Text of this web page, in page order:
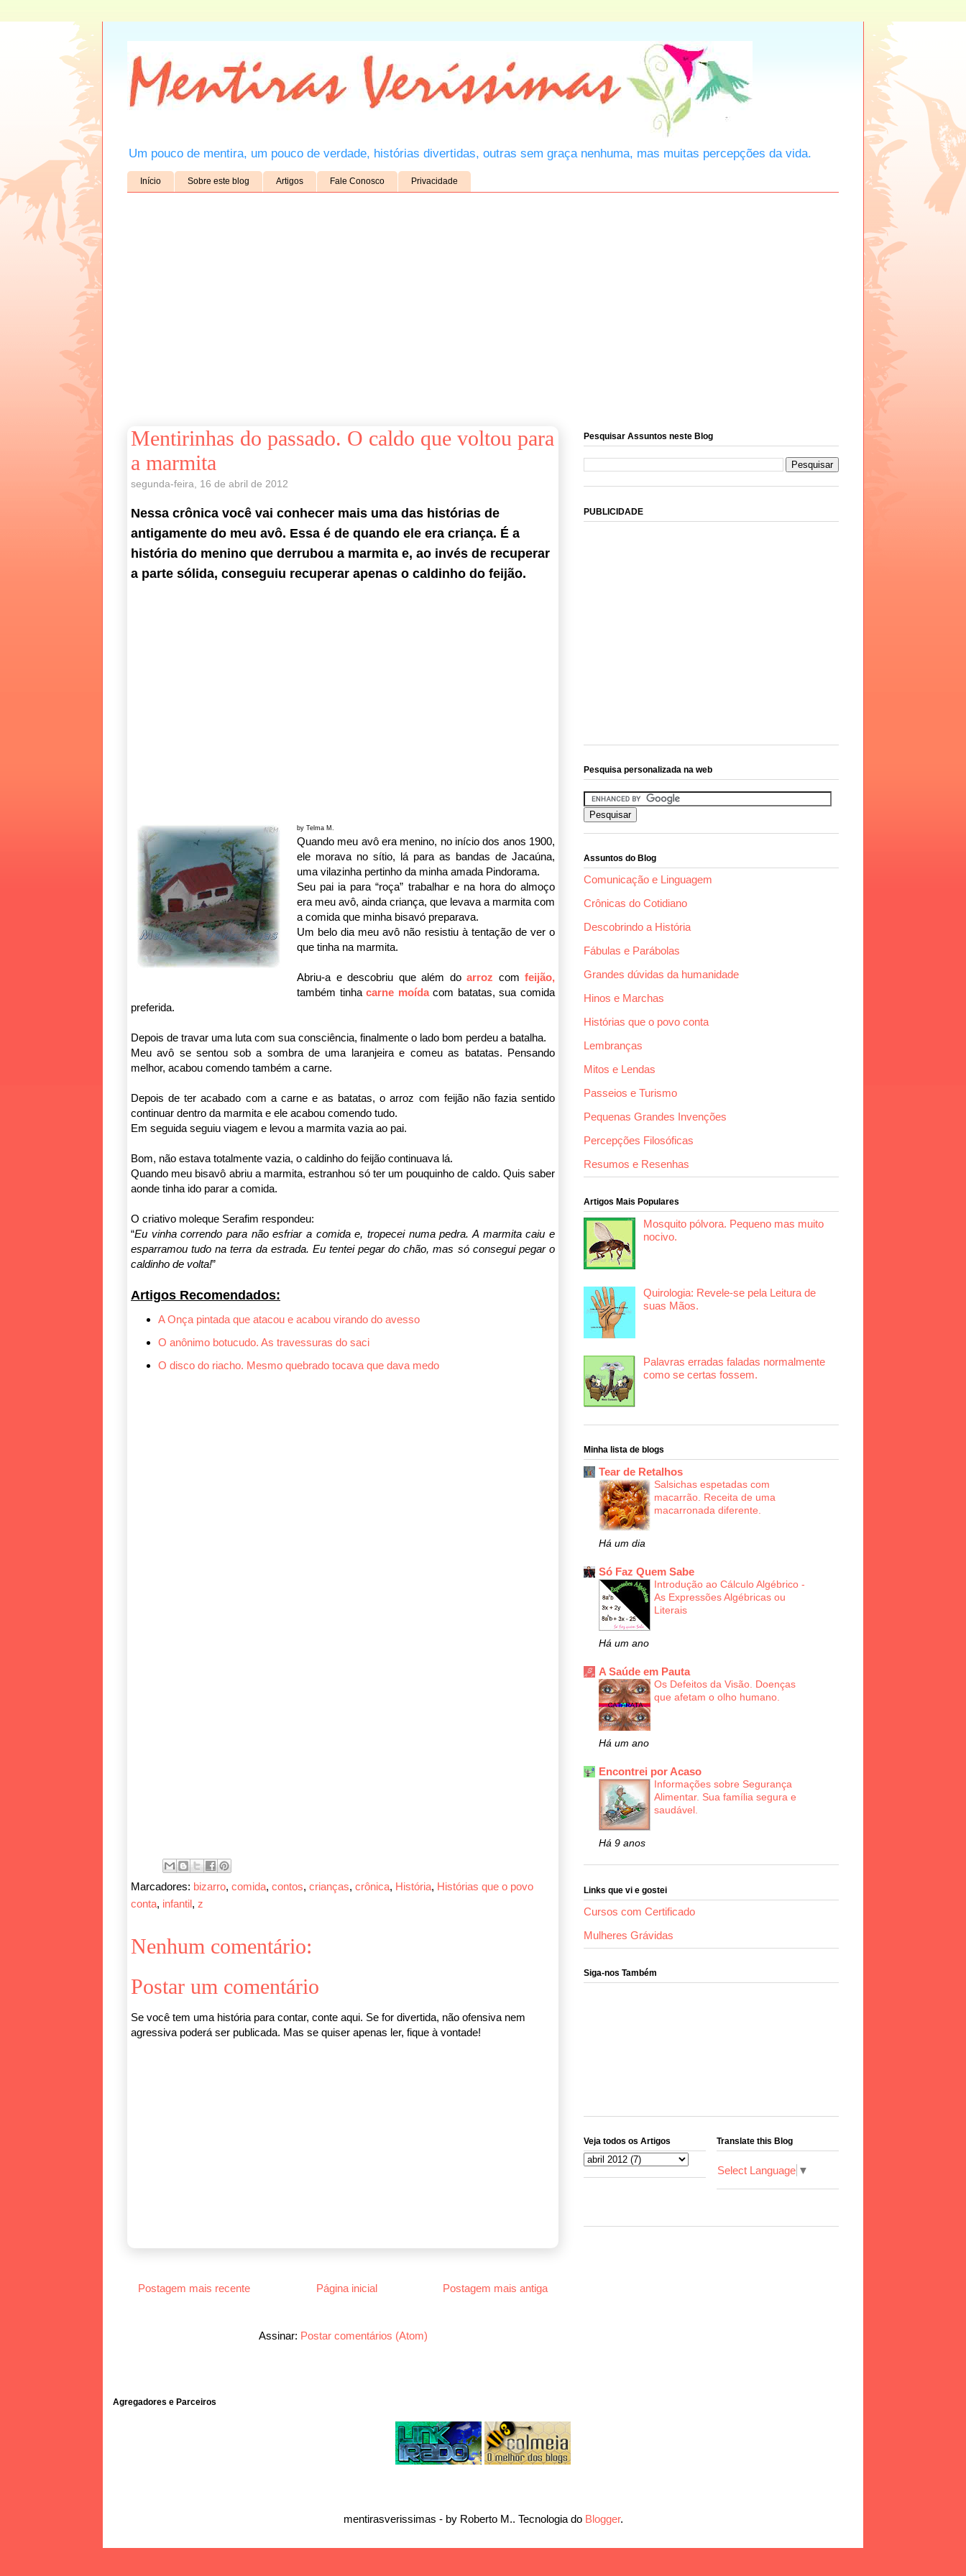
Um pouco de mentira, um pouco de verdade, histórias divertidas, outras sem graça nenhuma, mas muitas percepções da vida.
Início Sobre este blog Artigos Fale Conosco Privacidade
Mentirinhas do passado. O caldo que voltou para
a marmita
segunda-feira, 16 de abril de 2012
Nessa crônica você vai conhecer mais uma das histórias de
antigamente do meu avô. Essa é de quando ele era criança. É a
história do menino que derrubou a marmita e, ao invés de recuperar
a parte sólida, conseguiu recuperar apenas o caldinho do feijão.
by Telma M.
Quando meu avô era menino, no início dos anos 1900,
ele morava no sítio, lá para as bandas de Jacaúna,
uma vilazinha pertinho da minha amada Pindorama.
Seu pai ia para “roça” trabalhar e na hora do almoço
era meu avô, ainda criança, que levava a marmita com
a comida que minha bisavó preparava.
Um belo dia meu avô não resistiu à tentação de ver o
que tinha na marmita.
Abriu-a e descobriu que além do arroz com feijão,
também tinhacarne moídacom batatas, sua comida
preferida.
Depois de travar uma luta com sua consciência, finalmente o lado bom perdeu a batalha.
Meu avô se sentou sob a sombra de uma laranjeira e comeu as batatas. Pensando
melhor, acabou comendo também a carne.
Depois de ter acabado com a carne e as batatas, o arroz com feijão não fazia sentido
continuar dentro da marmita e ele acabou comendo tudo.
Em seguida seguiu viagem e levou a marmita vazia ao pai.
Bom, não estava totalmente vazia, o caldinho do feijão continuava lá.
Quando meu bisavô abriu a marmita, estranhou só ter um pouquinho de caldo. Quis saber
aonde tinha ido parar a comida.
O criativo moleque Serafim respondeu:
“Eu vinha correndo para não esfriar a comida e, tropecei numa pedra. A marmita caiu e
esparramou tudo na terra da estrada. Eu tentei pegar do chão, mas só consegui pegar o
caldinho de volta!”
Artigos Recomendados:
A Onça pintada que atacou e acabou virando do avesso
O anônimo botucudo. As travessuras do saci
O disco do riacho. Mesmo quebrado tocava que dava medo
Marcadores: bizarro, comida, contos, crianças, crônica, História, Histórias que o povo
conta, infantil, z
Nenhum comentário:
Postar um comentário
Se você tem uma história para contar, conte aqui. Se for divertida, não ofensiva nem
agressiva poderá ser publicada. Mas se quiser apenas ler, fique à vontade!
Postagem mais recente Postagem mais antiga
Página inicial
Assinar: Postar comentários (Atom)
Pesquisar Assuntos neste Blog
PUBLICIDADE
Pesquisa personalizada na web
Assuntos do Blog
Comunicação e Linguagem
Crônicas do Cotidiano
Descobrindo a História
Fábulas e Parábolas
Grandes dúvidas da humanidade
Hinos e Marchas
Histórias que o povo conta
Lembranças
Mitos e Lendas
Passeios e Turismo
Pequenas Grandes Invenções
Percepções Filosóficas
Resumos e Resenhas
Artigos Mais Populares
Mosquito pólvora. Pequeno mas muito
nocivo.
Quirologia: Revele-se pela Leitura de
suas Mãos.
Palavras erradas faladas normalmente
como se certas fossem.
Minha lista de blogs
Tear de Retalhos
Salsichas espetadas com
macarrão. Receita de uma
macarronada diferente.
Há um dia
Só Faz Quem Sabe
Introdução ao Cálculo Algébrico -
As Expressões Algébricas ou
Literais
Há um ano
A Saúde em Pauta
Os Defeitos da Visão. Doenças
que afetam o olho humano.
Há um ano
Encontrei por Acaso
Informações sobre Segurança
Alimentar. Sua família segura e
saudável.
Há 9 anos
Links que vi e gostei
Cursos com Certificado
Mulheres Grávidas
Siga-nos Também
Veja todos os Artigos Translate this Blog
Select Language ▼
Agregadores e Parceiros
mentirasverissimas - by Roberto M.. Tecnologia do Blogger.